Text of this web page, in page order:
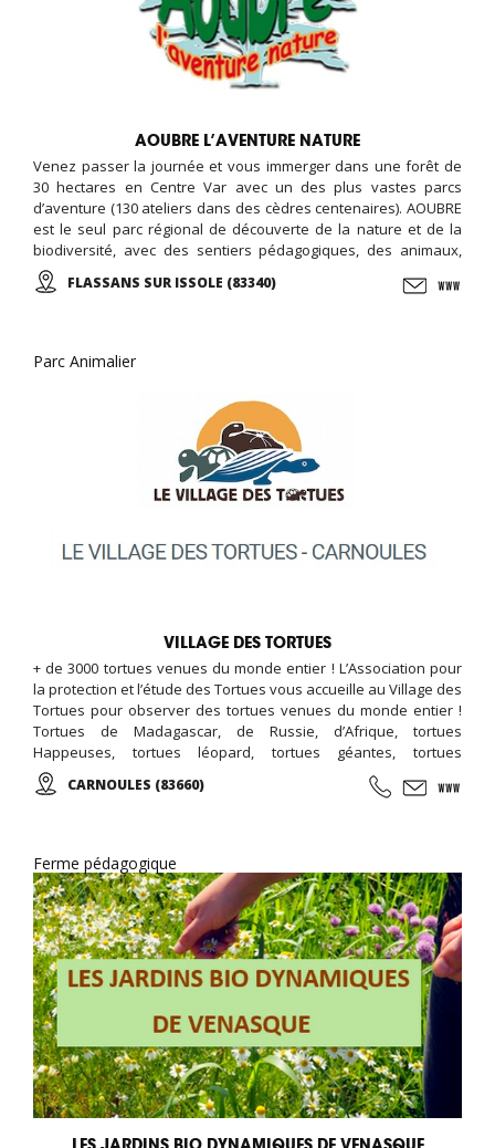
AOUBRE L’AVENTURE NATURE
Venez passer la journée et vous immerger dans une forêt de
30 hectares en Centre Var avec un des plus vastes parcs
d’aventure (130 ateliers dans des cèdres centenaires). AOUBRE
est le seul parc régional de découverte de la nature et de la
biodiversité, avec des sentiers pédagogiques, des animaux,
une ferme pédagogique, et des activités ludiques et éducative,
le jardin des papillons, ...
FLASSANS SUR ISSOLE (83340)
Parc Animalier
VILLAGE DES TORTUES
+ de 3000 tortues venues du monde entier ! L’Association pour
la protection et l’étude des Tortues vous accueille au Village des
Tortues pour observer des tortues venues du monde entier !
Tortues de Madagascar, de Russie, d’Afrique, tortues
Happeuses, tortues léopard, tortues géantes, tortues
d’Hermann, tortues Cistude, … mais aussi la NURSERIE ! …
CARNOULES (83660)
Ferme pédagogique